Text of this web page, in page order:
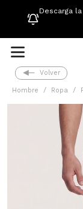
Descarga
Volver
Hombre Ropa